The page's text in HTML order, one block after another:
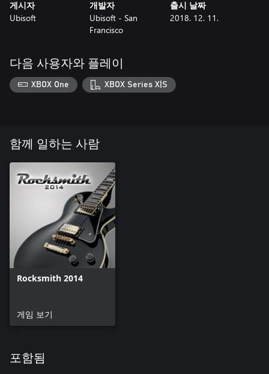
게시자
Ubisoft
개발자
Ubisoft - San
Francisco
출시 날짜
2018. 12. 11.
다음 사용자와 플레이
XBOX One XBOX Series X|S
함께 일하는 사람
Rocksmith 2014
게임 보기
포함됨